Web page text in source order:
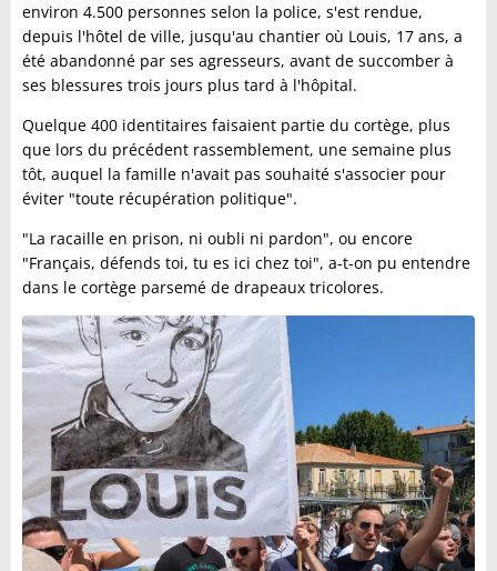
environ 4.500 personnes selon la police, s'est rendue,
depuis l'hôtel de ville, jusqu'au chantier où Louis, 17 ans, a
été abandonné par ses agresseurs, avant de succomber à
ses blessures trois jours plus tard à l'hôpital.
Quelque 400 identitaires faisaient partie du cortège, plus
que lors du précédent rassemblement, une semaine plus
tôt, auquel la famille n'avait pas souhaité s'associer pour
éviter "toute récupération politique".
"La racaille en prison, ni oubli ni pardon", ou encore
"Français, défends toi, tu es ici chez toi", a-t-on pu entendre
dans le cortège parsemé de drapeaux tricolores.